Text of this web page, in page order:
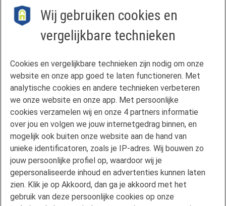
prijs. Van harte!
Veelgestelde vragen
Klachtenregeling
Privacyverklaring
Disclaimer
Gebruikersvoorwaarden FAN
Actuele rente
Downloads
Kredietgids
Toegang aanvragen
Wij gebruiken cookies en
vergelijkbare technieken
Cookies en vergelijkbare technieken zijn nodig om onze
website en onze app goed te laten functioneren. Met
analytische cookies en andere technieken verbeteren
we onze website en onze app. Met persoonlijke
cookies verzamelen wij en onze 4 partners informatie
over jou en volgen we jouw internetgedrag binnen, en
mogelijk ook buiten onze website aan de hand van
unieke identificatoren, zoals je IP-adres. Wij bouwen zo
jouw persoonlijke profiel op, waardoor wij je
gepersonaliseerde inhoud en advertenties kunnen laten
zien. Klik je op Akkoord, dan ga je akkoord met het
gebruik van deze persoonlijke cookies op onze